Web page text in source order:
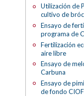
Utilización de
cultivo de
Ensayo de
programa de
Fertilización
aire libre
Ensayo de
Carbuna
Ensayo de
de fondo